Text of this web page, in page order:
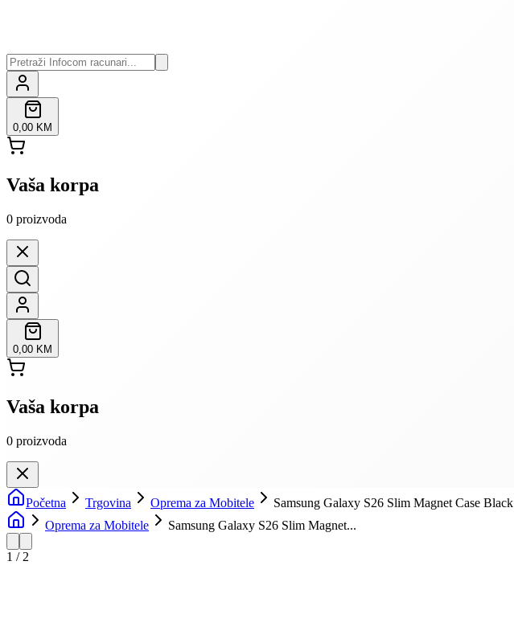
0,00 KM
Vaša korpa
0 proizvoda
0,00 KM
Vaša korpa
0 proizvoda
Početna Trgovina Oprema za Mobitele
Samsung Galaxy S26 Slim Magnet Case Black
Oprema za Mobitele
Samsung Galaxy S26 Slim Magnet...
1 / 2